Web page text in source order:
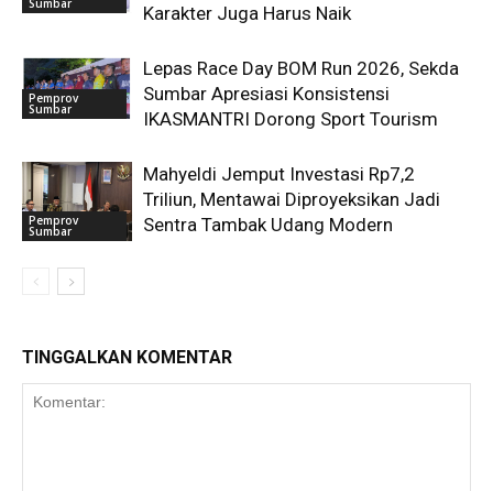
Sumbar Karakter Juga Harus Naik
Pemprov
Sumbar
Lepas Race Day BOM Run 2026, Sekda
Sumbar Apresiasi Konsistensi
IKASMANTRI Dorong Sport Tourism
Pemprov
Sumbar
Mahyeldi Jemput Investasi Rp7,2
Triliun, Mentawai Diproyeksikan Jadi
Sentra Tambak Udang Modern
TINGGALKAN KOMENTAR